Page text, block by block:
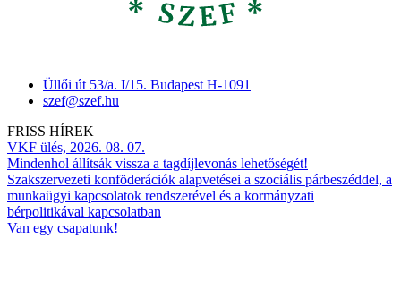
Üllői út 53/a. I/15. Budapest H-1091
szef@szef.hu
FRISS HÍREK
VKF ülés, 2026. 08. 07.
Mindenhol állítsák vissza a tagdíjlevonás lehetőségét!
Szakszervezeti konföderációk alapvetései a szociális párbeszéddel, a
munkaügyi kapcsolatok rendszerével és a kormányzati
bérpolitikával kapcsolatban
Van egy csapatunk!